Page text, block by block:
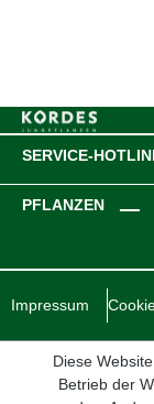
SERVICE-
PFLANZEN
Impressum
Diese
Betrieb der